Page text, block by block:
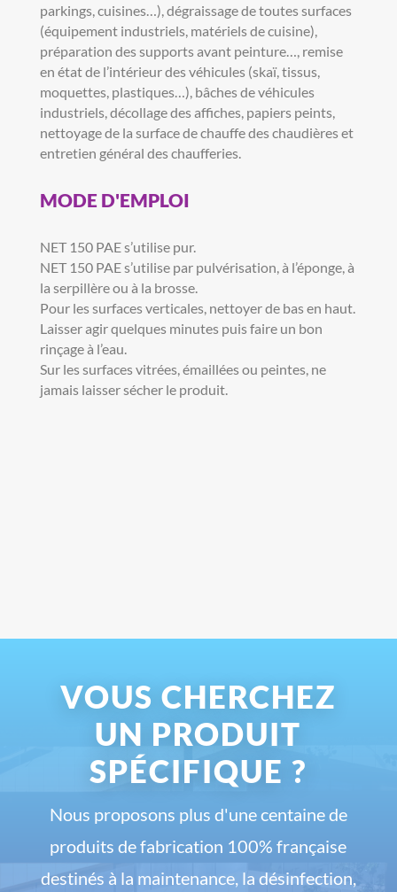
parkings, cuisines…), dégraissage de toutes surfaces
(équipement industriels, matériels de cuisine),
préparation des supports avant peinture…, remise
en état de l’intérieur des véhicules (skaï, tissus,
moquettes, plastiques…), bâches de véhicules
industriels, décollage des affiches, papiers peints,
nettoyage de la surface de chauffe des chaudières et
entretien général des chaufferies.
MODE D'EMPLOI
NET 150 PAE s’utilise pur.
NET 150 PAE s’utilise par pulvérisation, à l’éponge, à
la serpillère ou à la brosse.
Pour les surfaces verticales, nettoyer de bas en haut.
Laisser agir quelques minutes puis faire un bon
rinçage à l’eau.
Sur les surfaces vitrées, émaillées ou peintes, ne
jamais laisser sécher le produit.
VOUS CHERCHEZ
UN PRODUIT
SPÉCIFIQUE ?
Nous proposons plus d'une centaine de
produits de fabrication 100% française
destinés à la maintenance, la désinfection,